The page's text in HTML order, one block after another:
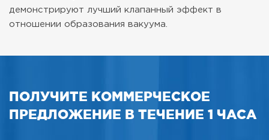
демонстрируют лучший клапанный эффект в
отношении образования вакуума.
ПОЛУЧИТЕ КОММЕРЧЕСКОЕ
ПРЕДЛОЖЕНИЕ В ТЕЧЕНИЕ 1 ЧАСА